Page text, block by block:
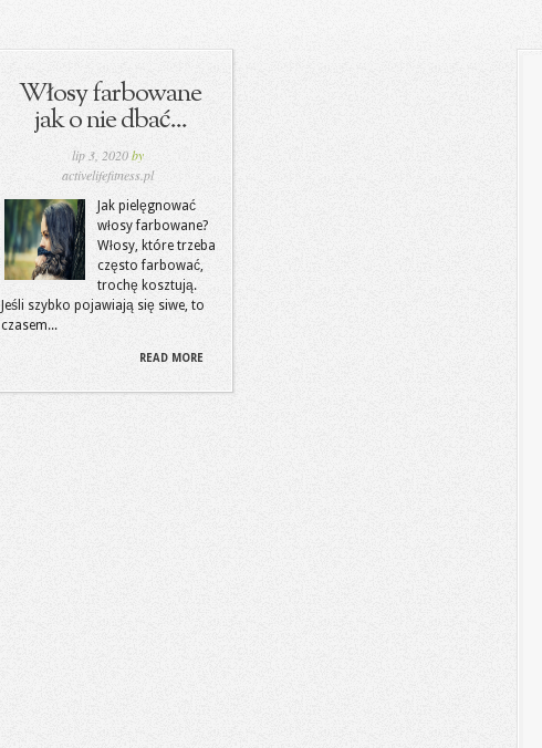
Włosy farbowane
jak o nie dbać...
lip 3, 2020by
activelifefitness.pl
Jak pielęgnować
włosy farbowane?
Włosy, które trzeba
często farbować,
trochę kosztują.
Jeśli szybko pojawiają się siwe, to
czasem...
READ MORE